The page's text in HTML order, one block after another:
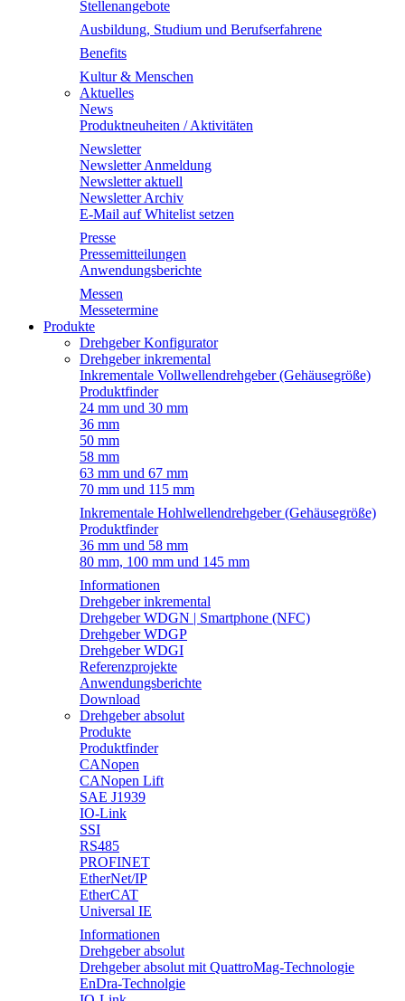
Stellenangebote
Ausbildung, Studium und Berufserfahrene
Benefits
Kultur & Menschen
Aktuelles
News
Produktneuheiten / Aktivitäten
Newsletter
Newsletter Anmeldung
Newsletter aktuell
Newsletter Archiv
E-Mail auf Whitelist setzen
Presse
Pressemitteilungen
Anwendungsberichte
Messen
Messetermine
Produkte
Drehgeber Konfigurator
Drehgeber inkremental
Inkrementale Vollwellendrehgeber (Gehäusegröße)
Produktfinder
24 mm und 30 mm
36 mm
50 mm
58 mm
63 mm und 67 mm
70 mm und 115 mm
Inkrementale Hohlwellendrehgeber (Gehäusegröße)
Produktfinder
36 mm und 58 mm
80 mm, 100 mm und 145 mm
Informationen
Drehgeber inkremental
Drehgeber WDGN | Smartphone (NFC)
Drehgeber WDGP
Drehgeber WDGI
Referenzprojekte
Anwendungsberichte
Download
Drehgeber absolut
Produkte
Produktfinder
CANopen
CANopen Lift
SAE J1939
IO-Link
SSI
RS485
PROFINET
EtherNet/IP
EtherCAT
Universal IE
Informationen
Drehgeber absolut
Drehgeber absolut mit QuattroMag-Technologie
EnDra-Technolgie